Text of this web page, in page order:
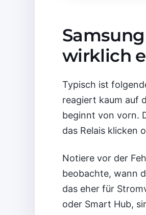
wirklich
Typisch ist
reagiert kaum auf
beginnt von vorn.
das Relais klicken
Notiere vor der
beobachte, wann
das eher für
oder Smart Hub,